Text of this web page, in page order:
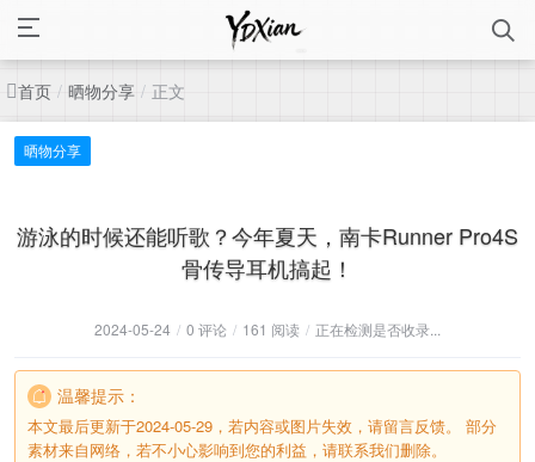
首页 / 晒物分享 / 正文
晒物分享
游泳的时候还能听歌？今年夏天，南卡Runner Pro4S
骨传导耳机搞起！
2024-05-24 / 0 评论 / 161 阅读 / 正在检测是否收录...
温馨提示：
本文最后更新于2024-05-29，若内容或图片失效，请留言反馈。 部分
素材来自网络，若不小心影响到您的利益，请联系我们删除。